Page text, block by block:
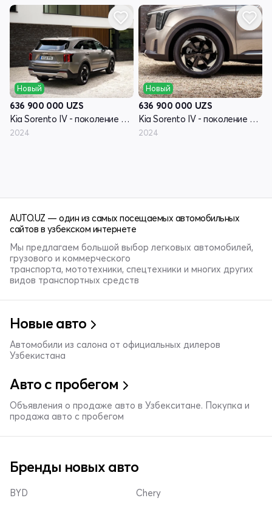
Новый
636 900 000 UZS
Kia Sorento IV - поколение рестайлинг
2024
Новый
636 900 000 UZS
Kia Sorento IV - поколение рестайлинг
2024
AUTO.UZ — один из самых посещаемых автомобильных
сайтов в узбекском интернете
Мы предлагаем большой выбор легковых автомобилей,
грузового и коммерческого
транспорта, мототехники, спецтехники и многих других
видов транспортных средств
Новые авто
Автомобили из салона от официальных дилеров
Узбекистана
Авто с пробегом
Объявления о продаже авто в Узбекситане. Покупка и
продажа авто с пробегом
Бренды новых авто
BYD Chery